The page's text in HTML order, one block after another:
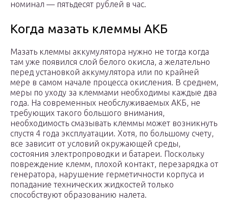
номинал — пятьдесят рублей в час.
Когда мазать клеммы АКБ
Мазать клеммы аккумулятора нужно не тогда когда
там уже появился слой белого окисла, а желательно
перед установкой аккумулятора или по крайней
мере в самом начале процесса окисления. В среднем,
меры по уходу за клеммами необходимы каждые два
года. На современных необслуживаемых АКБ, не
требующих такого большого внимания,
необходимость смазывать клеммы может возникнуть
спустя 4 года эксплуатации. Хотя, по большому счету,
все зависит от условий окружающей среды,
состояния электропроводки и батареи. Поскольку
повреждение клемм, плохой контакт, перезарядка от
генератора, нарушение герметичности корпуса и
попадание технических жидкостей только
способствуют образованию налета.